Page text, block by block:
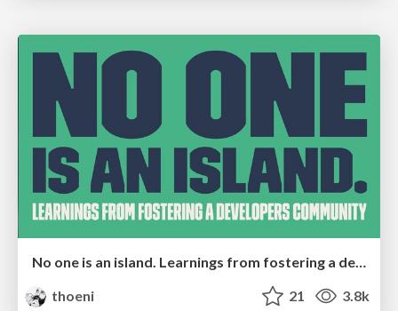
No one is an island. Learnings from fostering a developers community.
thoeni
21 3.8k